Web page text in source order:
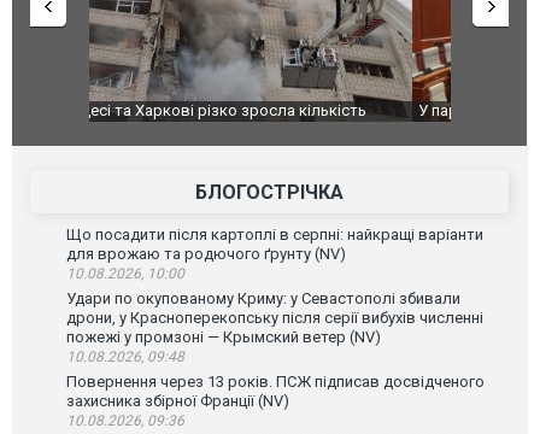
У парламенті Косово прем'єра закидали яйцями
Приїхав
до
зіркового
БЛОГОСТРІЧКА
Що посадити після картоплі в серпні: найкращі варіанти
для врожаю та родючого ґрунту (NV)
10.08.2026, 10:00
Удари по окупованому Криму: у Севастополі збивали
дрони, у Красноперекопську після серії вибухів численні
пожежі у промзоні — Крымский ветер (NV)
10.08.2026, 09:48
Повернення через 13 років. ПСЖ підписав досвідченого
захисника збірної Франції (NV)
10.08.2026, 09:36